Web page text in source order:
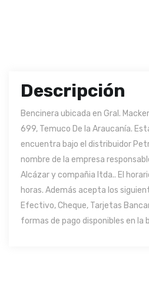
Descripción
Bencinera ubicada en Gral.
699, Temuco De la Araucanía.
encuentra bajo el distribuidor
nombre de la empresa
Alcázar y compañia ltda.. El
horas. Además acepta los
Efectivo, Cheque, Tarjetas
formas de pago disponibles en la